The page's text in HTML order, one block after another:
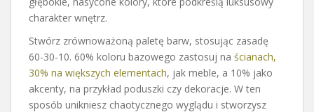
charakter wnętrz.
Stwórz zrównoważoną paletę barw, stosując zasadę
60-30-10. 60% koloru bazowego zastosuj na ścianach,
30% na większych elementach, jak meble, a 10% jako
akcenty, na przykład poduszki czy dekoracje. W ten
sposób unikniesz chaotycznego wyglądu i stworzysz